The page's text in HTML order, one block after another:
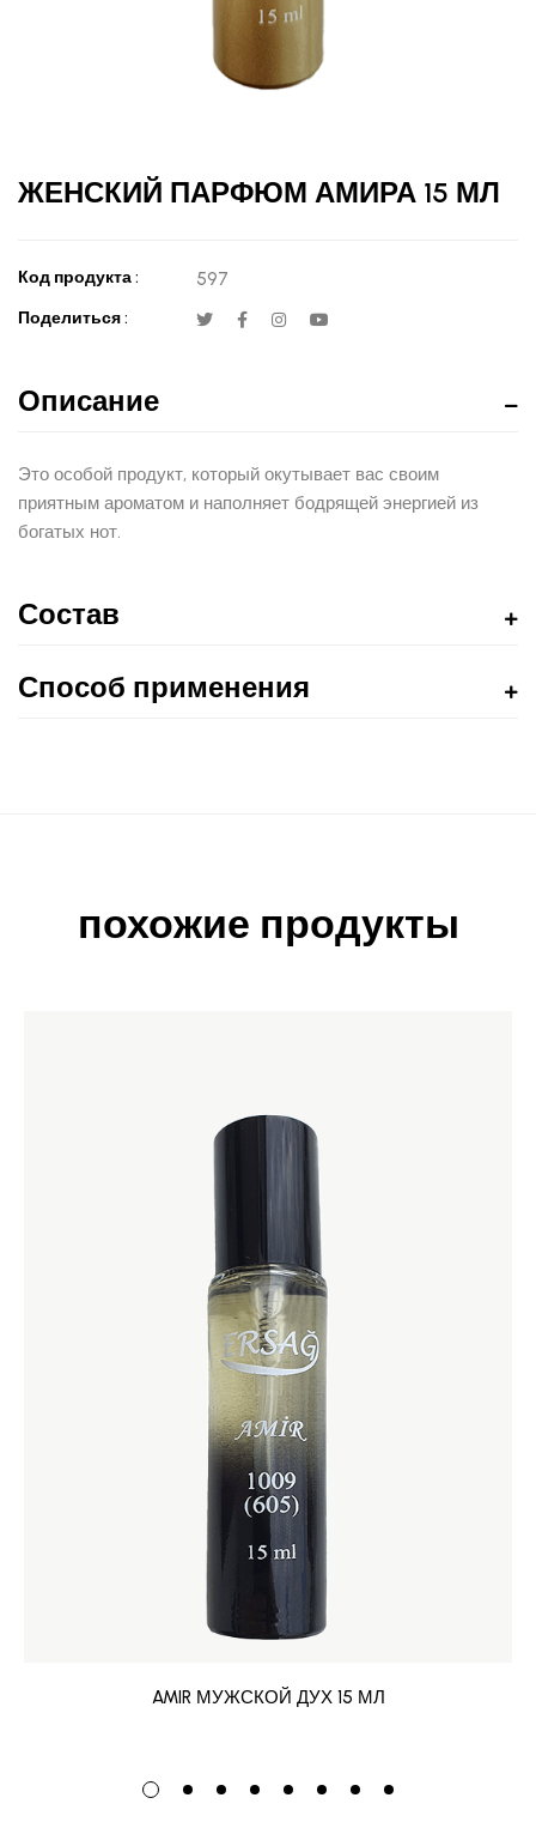
ЖЕНСКИЙ ПАРФЮМ АМИРА 15 МЛ
Код продукта : 597
Поделиться :
Описание
Это особой продукт, который окутывает вас своим
приятным ароматом и наполняет бодрящей энергией из
богатых нот.
Состав
Способ применения
похожие продукты
AMIR МУЖСКОЙ ДУХ 15 МЛ